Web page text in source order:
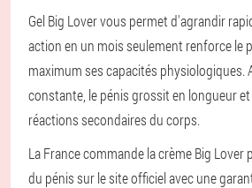
Gel Big Lover vous permet d'agrandir
action en un mois seulement renforce le
maximum ses capacités physiologiques.
constante, le pénis grossit en longueur
réactions secondaires du corps.
La France commande la crème Big
du pénis sur le site officiel avec une